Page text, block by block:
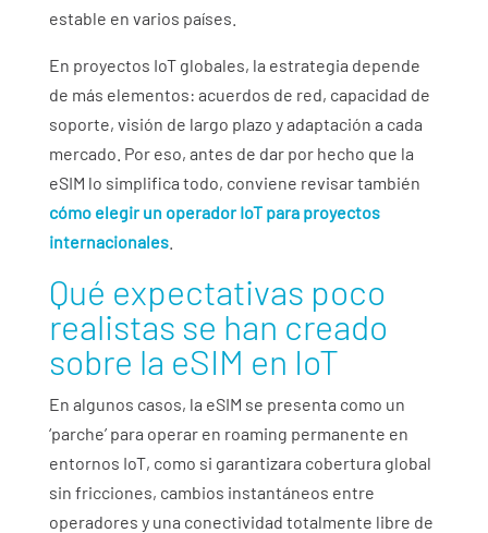
estable en varios países.
En proyectos IoT globales, la estrategia depende
de más elementos: acuerdos de red, capacidad de
soporte, visión de largo plazo y adaptación a cada
mercado. Por eso, antes de dar por hecho que la
eSIM lo simplifica todo, conviene revisar también
cómo elegir un operador IoT para proyectos
internacionales.
Qué expectativas poco
realistas se han creado
sobre la eSIM en IoT
En algunos casos, la eSIM se presenta como un
‘parche’ para operar en roaming permanente en
entornos IoT, como si garantizara cobertura global
sin fricciones, cambios instantáneos entre
operadores y una conectividad totalmente libre de